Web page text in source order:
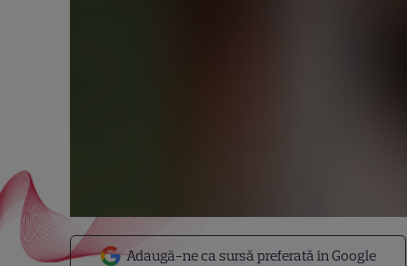
Adaugă-ne ca sursă preferată în Google